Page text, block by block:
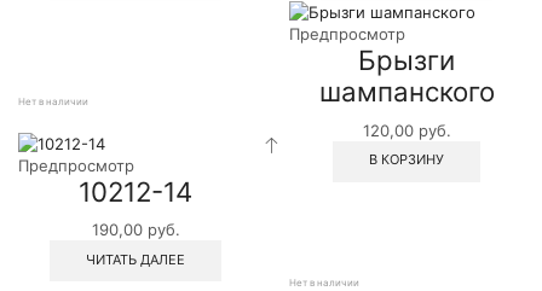
Нет в наличии
Предпросмотр
10212-14
190,00 руб.
ЧИТАТЬ ДАЛЕЕ
Предпросмотр
Брызги
шампанского
120,00 руб.
В КОРЗИНУ
Нет в наличии